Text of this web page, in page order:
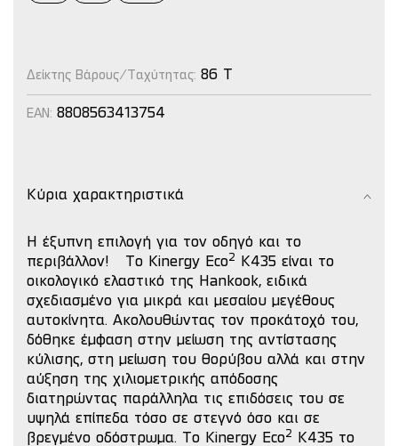
Δείκτης Βάρους/Ταχύτητας: 86 T
EAN: 8808563413754
Κύρια χαρακτηριστικά
Η έξυπνη επιλογή για τον οδηγό και το
περιβάλλον!
Το Kinergy Eco2
K435 είναι το
οικολογικό ελαστικό της Hankook, ειδικά
σχεδιασμένο για μικρά και μεσαίου μεγέθους
αυτοκίνητα. Ακολουθώντας τον προκάτοχό του,
δόθηκε έμφαση στην μείωση της αντίστασης
κύλισης, στη μείωση του θορύβου αλλά και στην
αύξηση της χιλιομετρικής απόδοσης
διατηρώντας παράλληλα τις επιδόσεις του σε
υψηλά επίπεδα τόσο σε στεγνό όσο και σε
βρεγμένο οδόστρωμα.
Το Kinergy Eco2
K435 το